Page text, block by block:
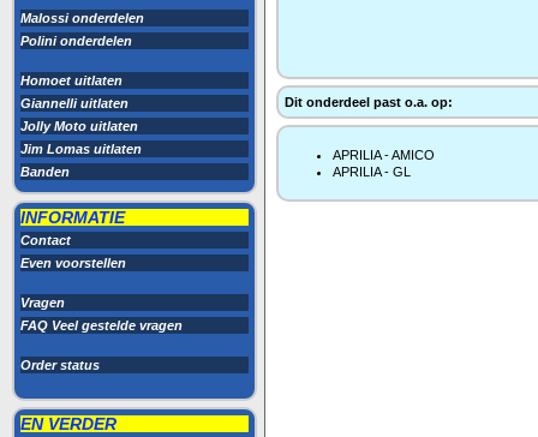
Malossi onderdelen
Polini onderdelen
Homoet uitlaten
Giannelli uitlaten
Jolly Moto uitlaten
Jim Lomas uitlaten
Banden
INFORMATIE
Contact
Even voorstellen
Vragen
FAQ Veel gestelde vragen
Order status
EN VERDER
Dit onderdeel past o.a. op:
APRILIA - AMICO
APRILIA - GL